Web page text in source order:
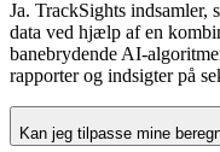
Ja. TrackSights indsamler,
data ved hjælp af en
banebrydende AI-
rapporter og indsigter på
Kan jeg tilpasse mine